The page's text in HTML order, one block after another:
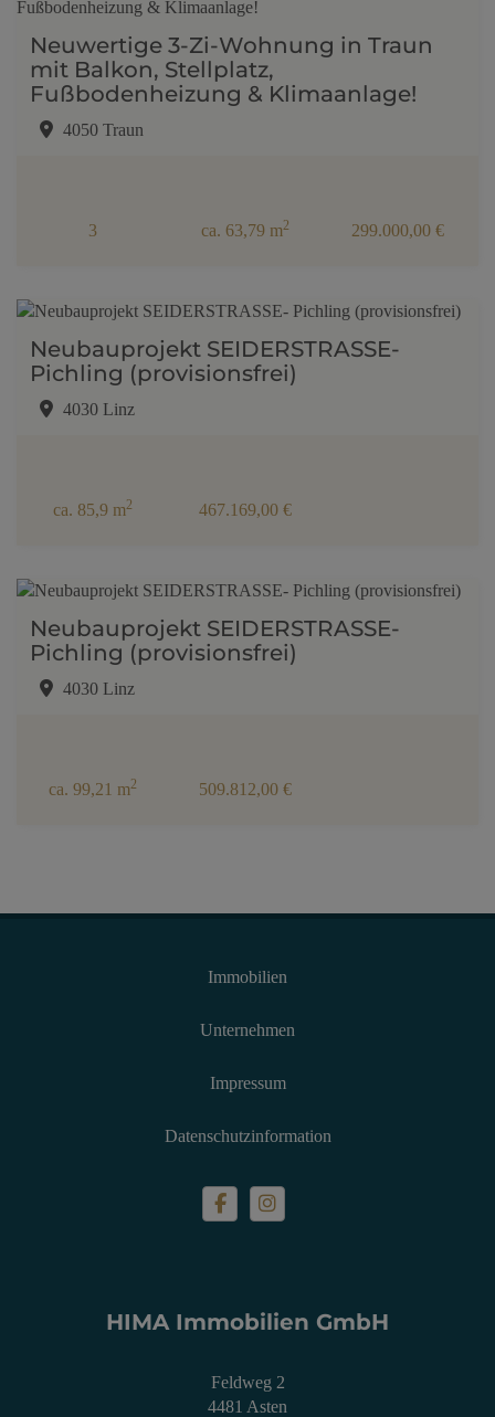
Neuwertige 3-Zi-Wohnung in Traun
mit Balkon, Stellplatz,
Fußbodenheizung & Klimaanlage!
4050 Traun
3 ca. 63,79 m2 299.000,00 €
Neubauprojekt SEIDERSTRASSE-
Pichling (provisionsfrei)
4030 Linz
ca. 85,9 m2 467.169,00 €
Neubauprojekt SEIDERSTRASSE-
Pichling (provisionsfrei)
4030 Linz
ca. 99,21 m2 509.812,00 €
Immobilien
Unternehmen
Impressum
Datenschutzinformation
HIMA Immobilien GmbH
Feldweg 2
4481 Asten